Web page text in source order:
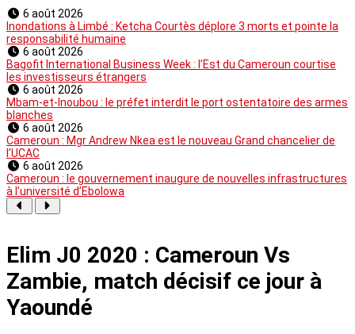
6 août 2026
Inondations à Limbé : Ketcha Courtès déplore 3 morts et pointe la
responsabilité humaine
6 août 2026
Bagofit International Business Week : l’Est du Cameroun courtise
les investisseurs étrangers
6 août 2026
Mbam-et-Inoubou : le préfet interdit le port ostentatoire des armes
blanches
6 août 2026
Cameroun : Mgr Andrew Nkea est le nouveau Grand chancelier de
l’UCAC
6 août 2026
Cameroun : le gouvernement inaugure de nouvelles infrastructures
à l’université d’Ebolowa
Elim J0 2020 : Cameroun Vs
Zambie, match décisif ce jour à
Yaoundé